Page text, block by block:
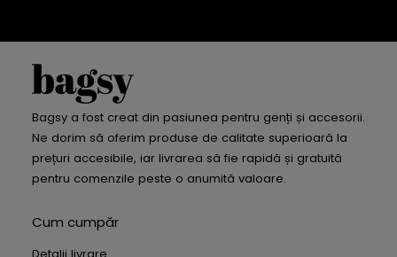
Bagsy a fost creat din pasiunea pentru genți și accesorii.
Ne dorim să oferim produse de calitate superioară la
prețuri accesibile, iar livrarea să fie rapidă și gratuită
pentru comenzile peste o anumită valoare.
Cum cumpăr